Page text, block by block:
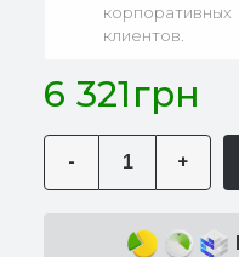
корпоративных
клиентов.
6 321грн
- +